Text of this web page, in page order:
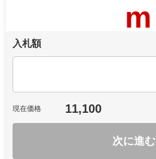
m
入札額
現在価格 11,100
次に進む